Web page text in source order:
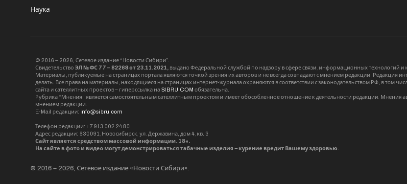
Наука
© 2016 – 2026, Сетевое издание “Новости Сибири”.
Свидетельство ЭЛ № ФС 77 – 82268 от 23.11.2021, выдано Федеральной службой по надзору в сфере связи, информационных
Материалы, публикуемые на страницах портала являются точкой зрения их авторов и не всегда совпадают с мнением редакции. Редакция
делать. Все права на материалы, находящиеся на страницах интернет-журнала охраняются в соответствии с законодательством РФ, в том
сайта и сателлитных проектов – гиперссылка на SIBRU.COM обязательна.
Рубрика “Мнения” является самостоятельным сателлитным проектом и имеет обособленное отношение к деятельности редакции.
мнением редакции.
E-Mail редакции: info@sibru.com
Телефон редакции: +7 913 002 24 80
Адрес редакции: 630091, Новосибирск, ул. Державина, дом 4, кв. 3
Сайт является средством массовой информации. 18+.
На сайте в фото и видео могут демонстрироваться табачные изделия – курение вредит Вашему здоровью.
© 2016 – 2026, Сетевое издание «Новости Сибири».